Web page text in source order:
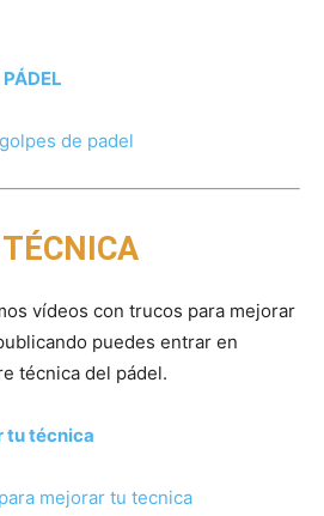
vídeos con trucos para mejorar
puedes entrar en
técnica del pádel.
tu técnica